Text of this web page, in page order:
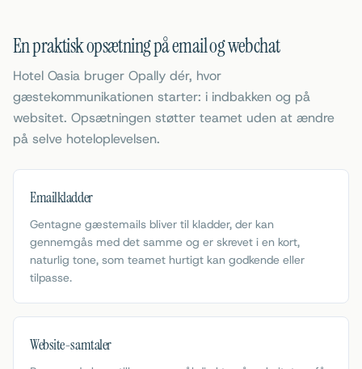
En praktisk opsætning på email og webchat
Hotel Oasia bruger Opally dér, hvor
gæstekommunikationen starter: i indbakken og på
websitet. Opsætningen støtter teamet uden at ændre
på selve hoteloplevelsen.
Emailkladder
Gentagne gæstemails bliver til kladder, der kan
gennemgås med det samme og er skrevet i en kort,
naturlig tone, som teamet hurtigt kan godkende eller
tilpasse.
Website-samtaler